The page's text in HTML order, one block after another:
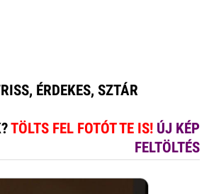
ÉRDEKES, SZTÁR
TÖLTS FEL FOTÓT TE IS! ÚJ KÉP
FELTÖLTÉS